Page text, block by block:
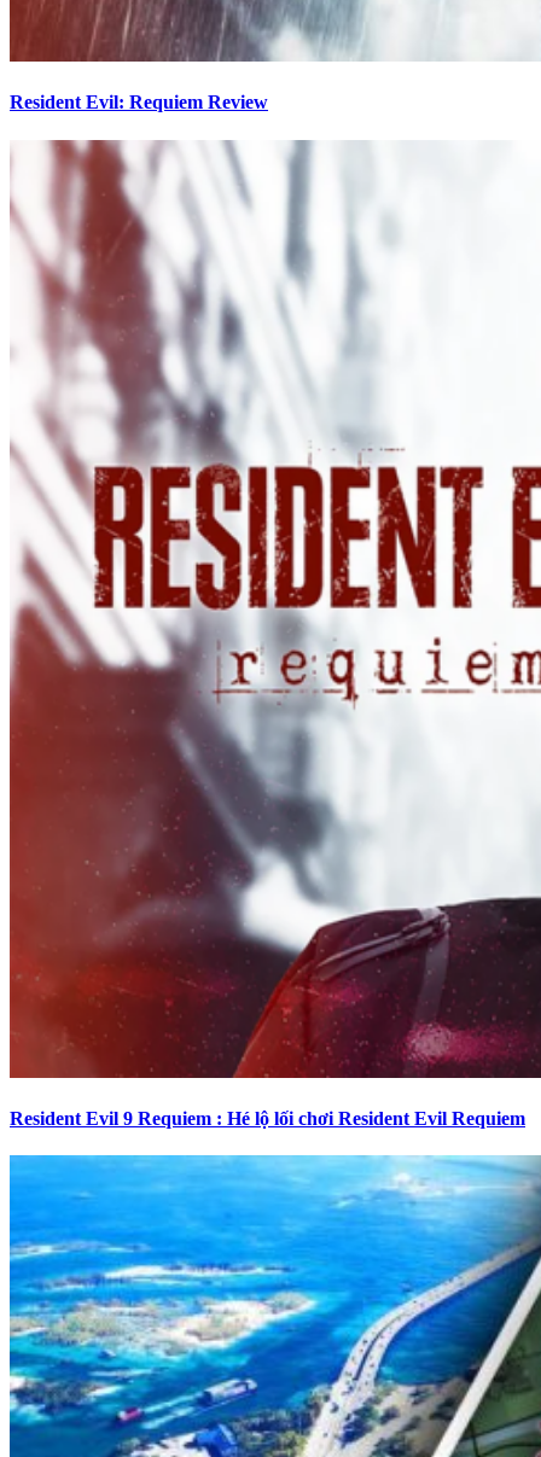
Resident Evil: Requiem Review
Resident Evil 9 Requiem : Hé lộ lối chơi Resident Evil Requiem